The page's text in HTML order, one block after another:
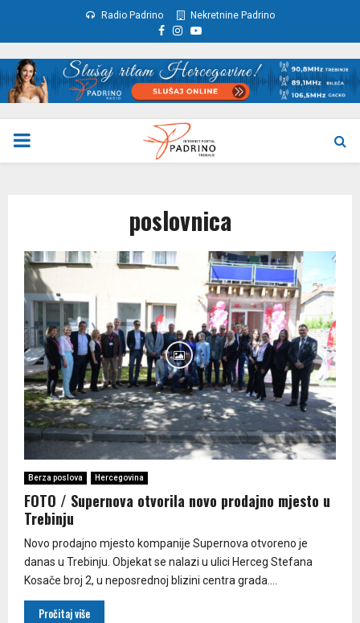
Radio Padrino Nekretnine Padrino
Facebook
Instagram
Youtube
PRIMARY
poslovnica
Berza poslova Hercegovina
FOTO / Supernova otvorila novo prodajno mjesto u
Trebinju
Novo prodajno mjesto kompanije Supernova otvoreno je
danas u Trebinju. Objekat se nalazi u ulici Herceg Stefana
Kosače broj 2, u neposrednoj blizini centra grada....
Pročitaj više